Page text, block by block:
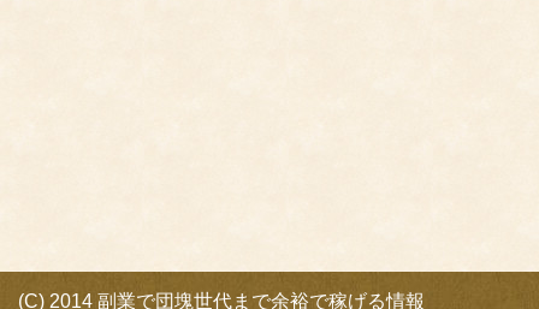
(C) 2014 副業で団塊世代まで余裕で稼げる情報